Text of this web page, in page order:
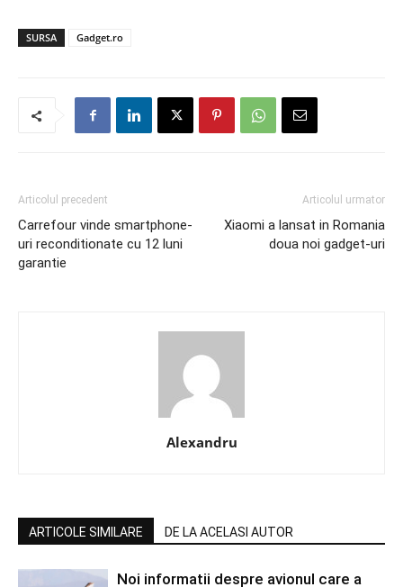
SURSA Gadget.ro
Articolul precedent
Carrefour vinde smartphone-
uri reconditionate cu 12 luni
garantie
Articolul urmator
Xiaomi a lansat in Romania
doua noi gadget-uri
Alexandru
ARTICOLE SIMILARE DE LA ACELASI AUTOR
Noi informatii despre avionul care a